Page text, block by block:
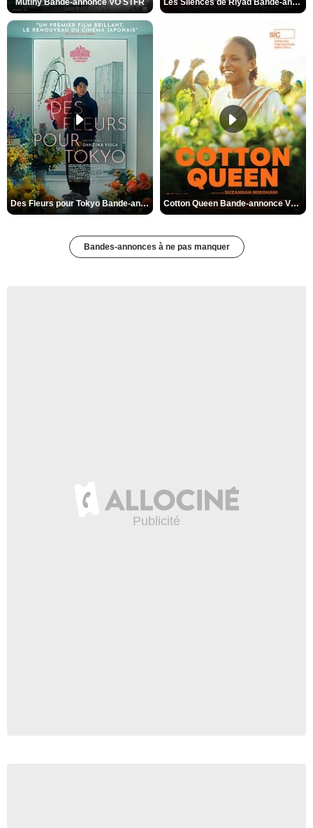
Mutiny Bande-annonce VO STFR Les Silences de Riyad Bande-annonce VO STFR
Des Fleurs pour Tokyo Bande-annonce VO STFR Cotton Queen Bande-annonce VO STFR
Bandes-annonces à ne pas manquer